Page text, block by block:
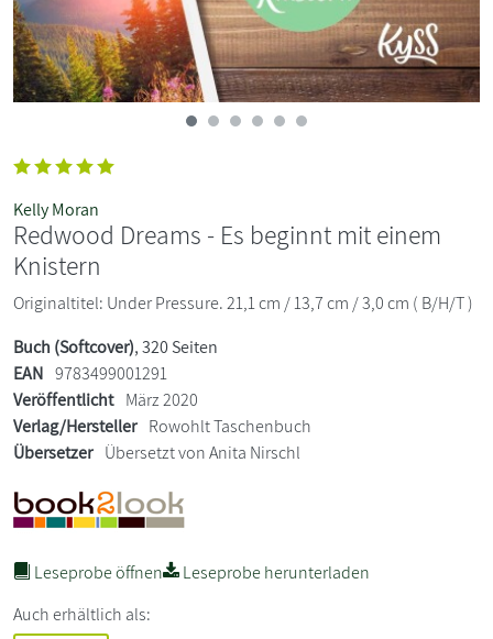
Kelly Moran
Redwood Dreams - Es beginnt mit einem
Knistern
Originaltitel: Under Pressure. 21,1 cm / 13,7 cm / 3,0 cm ( B/H/T )
Buch (Softcover), 320 Seiten
EAN 9783499001291
Veröffentlicht März 2020
Verlag/Hersteller Rowohlt Taschenbuch
Übersetzer Übersetzt von Anita Nirschl
Leseprobe öffnen
Leseprobe herunterladen
Auch erhältlich als: